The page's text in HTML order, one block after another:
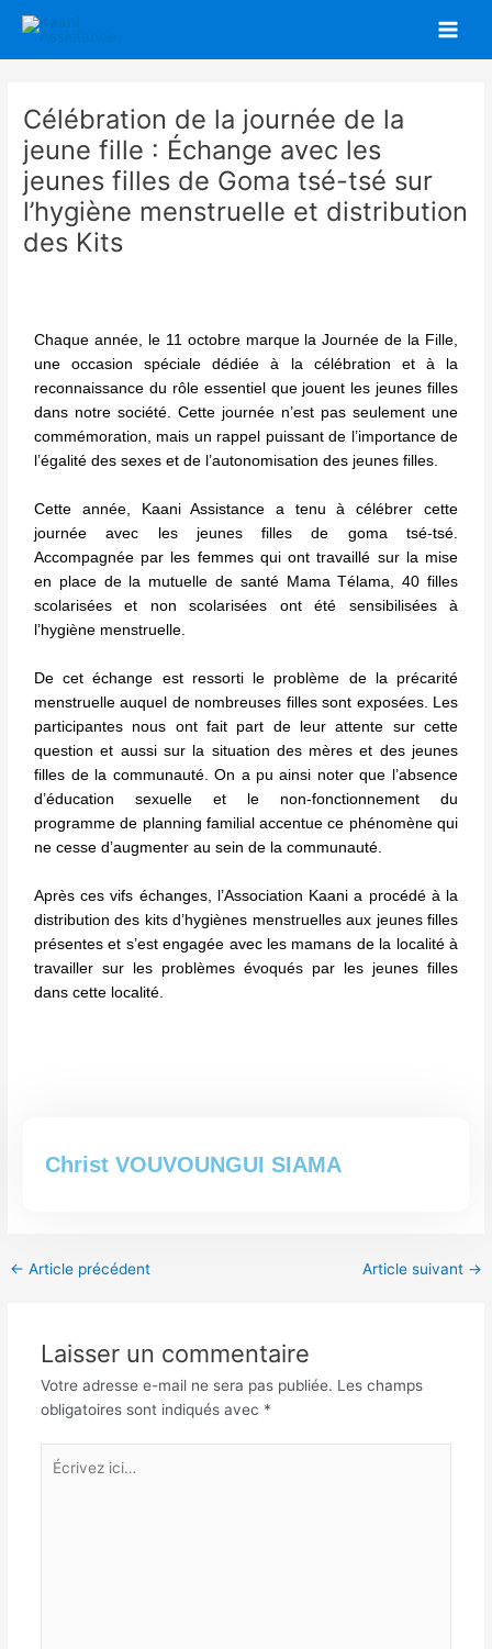
contenu
Main
Célébration de la journée de la
jeune fille : Échange avec les
jeunes filles de Goma tsé-tsé sur
l’hygiène menstruelle et distribution
des Kits
Chaque année, le 11 octobre marque la Journée de la Fille,
une occasion spéciale dédiée à la célébration et à la
reconnaissance du rôle essentiel que jouent les jeunes filles
dans notre société. Cette journée n’est pas seulement une
commémoration, mais un rappel puissant de l’importance de
l’égalité des sexes et de l’autonomisation des jeunes filles.
Cette année, Kaani Assistance a tenu à célébrer cette
journée avec les jeunes filles de goma tsé-tsé.
Accompagnée par les femmes qui ont travaillé sur la mise
en place de la mutuelle de santé Mama Télama, 40 filles
scolarisées et non scolarisées ont été sensibilisées à
l’hygiène menstruelle.
De cet échange est ressorti le problème de la précarité
menstruelle auquel de nombreuses filles sont exposées. Les
participantes nous ont fait part de leur attente sur cette
question et aussi sur la situation des mères et des jeunes
filles de la communauté. On a pu ainsi noter que l’absence
d’éducation sexuelle et le non-fonctionnement du
programme de planning familial accentue ce phénomène qui
ne cesse d’augmenter au sein de la communauté.
Après ces vifs échanges, l’Association Kaani a procédé à la
distribution des kits d’hygiènes menstruelles aux jeunes filles
présentes et s’est engagée avec les mamans de la localité à
travailler sur les problèmes évoqués par les jeunes filles
dans cette localité.
Christ VOUVOUNGUI SIAMA
← Article précédent Article suivant →
Laisser un commentaire
Votre adresse e-mail ne sera pas publiée. Les champs
obligatoires sont indiqués avec *
Écrivez
ici…